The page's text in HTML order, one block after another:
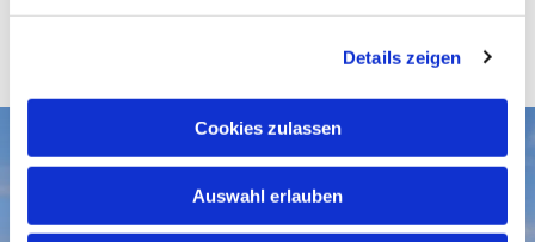
Details zeigen
Cookies zulassen
Auswahl erlauben
Aktuelles
Gottesdienste
Gemeindegruß-Archiv